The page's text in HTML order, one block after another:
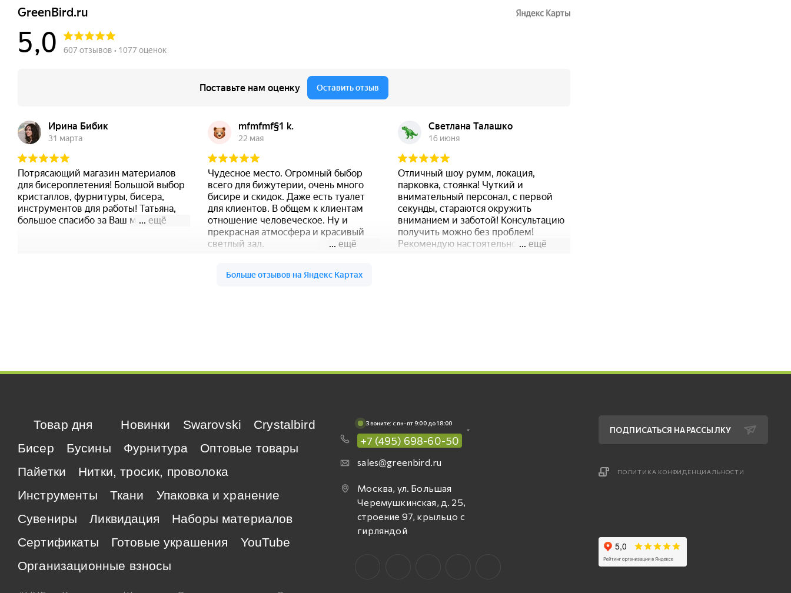
Товар дня Новинки Swarovski
Crystalbird
Бисер
Бусины Фурнитура
Оптовые товары
Пайетки
Нитки, тросик, проволока
Инструменты
Ткани
Упаковка и хранение
Сувениры
Ликвидация
Наборы материалов
Сертификаты
Готовые украшения
YouTube
Организационные взносы
Звоните: c пн-пт 9:00 до 18:00
+7 (495) 698-60-50
sales@greenbird.ru
Москва, ул. Большая
Черемушкинская, д. 25,
строение 97, крыльцо с
гирляндой
ПОДПИСАТЬСЯ НА РАССЫЛКУ
ПОЛИТИКА КОНФИДЕНЦИАЛЬНОСТИ